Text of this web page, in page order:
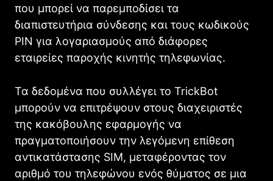
που μπορεί να παρεμποδίσει τα
διαπιστευτήρια σύνδεσης και τους κωδικούς
PIN για λογαριασμούς από διάφορες
εταιρείες παροχής κινητής τηλεφωνίας.
Τα δεδομένα που συλλέγει το TrickBot
μπορούν να επιτρέψουν στους διαχειριστές
της κακόβουλης εφαρμογής να
πραγματοποιήσουν την λεγόμενη επίθεση
αντικατάστασης SIM, μεταφέροντας τον
αριθμό του τηλεφώνου ενός θύματος σε μια